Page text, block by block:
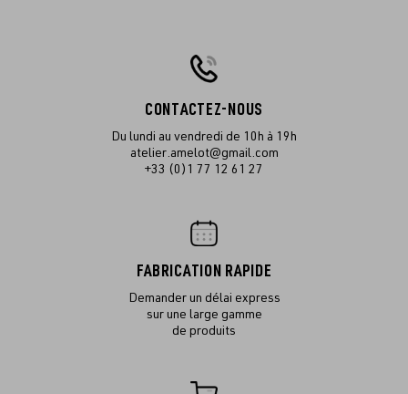
CONTACTEZ-NOUS
Du lundi au vendredi de 10h à 19h
atelier.amelot@gmail.com
+33 (0)1 77 12 61 27
FABRICATION RAPIDE
Demander un délai express
sur une large gamme
de produits